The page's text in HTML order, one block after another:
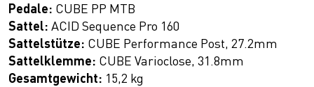
Pedale: CUBE PP MTB
Sattel: ACID Sequence Pro 160
Sattelstütze: CUBE Performance Post, 27.2mm
Sattelklemme: CUBE Varioclose, 31.8mm
Gesamtgewicht: 15,2 kg